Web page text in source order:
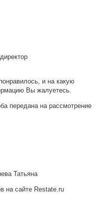
и на какую
Вы жалуетесь.
передана на рассмотрение
Татьяна
на сайте Restate.ru